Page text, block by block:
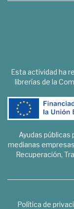
Esta actividad ha
librerías de la
Ayudas públicas
medianas
Recuperación,
Política de